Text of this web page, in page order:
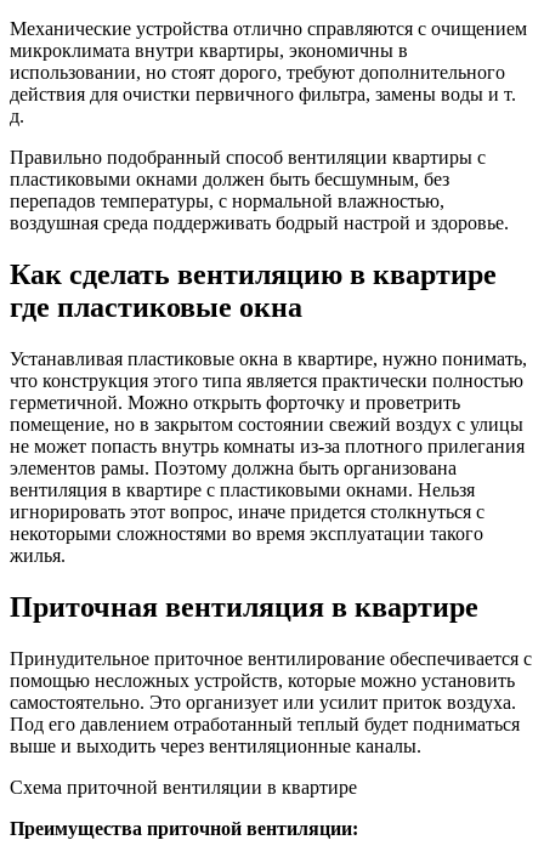
Механические устройства отлично справляются с очищением
микроклимата внутри квартиры, экономичны в
использовании, но стоят дорого, требуют дополнительного
действия для очистки первичного фильтра, замены воды и т.
д.
Правильно подобранный способ вентиляции квартиры с
пластиковыми окнами должен быть бесшумным, без
перепадов температуры, с нормальной влажностью,
воздушная среда поддерживать бодрый настрой и здоровье.
Как сделать вентиляцию в квартире
где пластиковые окна
Устанавливая пластиковые окна в квартире, нужно понимать,
что конструкция этого типа является практически полностью
герметичной. Можно открыть форточку и проветрить
помещение, но в закрытом состоянии свежий воздух с улицы
не может попасть внутрь комнаты из-за плотного прилегания
элементов рамы. Поэтому должна быть организована
вентиляция в квартире с пластиковыми окнами. Нельзя
игнорировать этот вопрос, иначе придется столкнуться с
некоторыми сложностями во время эксплуатации такого
жилья.
Приточная вентиляция в квартире
Принудительное приточное вентилирование обеспечивается с
помощью несложных устройств, которые можно установить
самостоятельно. Это организует или усилит приток воздуха.
Под его давлением отработанный теплый будет подниматься
выше и выходить через вентиляционные каналы.
Схема приточной вентиляции в квартире
Преимущества приточной вентиляции: